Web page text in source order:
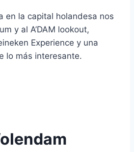
en la capital holandesa nos
y al A’DAM lookout,
Experience y una
lo más interesante.